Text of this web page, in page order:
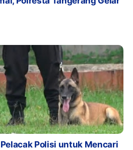
Polisi untuk Mencari